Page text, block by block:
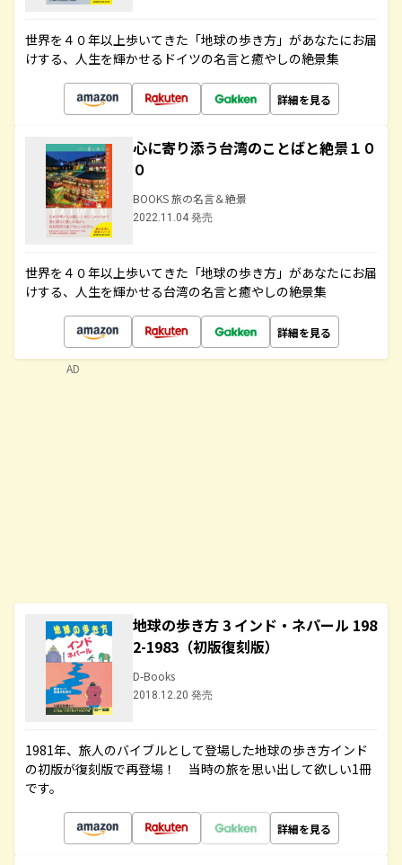
世界を４０年以上歩いてきた「地球の歩き方」があなたにお届
けする、人生を輝かせるドイツの名言と癒やしの絶景集
詳細を見る
心に寄り添う台湾のことばと絶景１０
０
BOOKS 旅の名言＆絶景
2022.11.04 発売
世界を４０年以上歩いてきた「地球の歩き方」があなたにお届
けする、人生を輝かせる台湾の名言と癒やしの絶景集
詳細を見る
地球の歩き方 3 インド・ネパール 198
2-1983（初版復刻版）
D-Books
2018.12.20 発売
1981年、旅人のバイブルとして登場した地球の歩き方インド
の初版が復刻版で再登場！ 当時の旅を思い出して欲しい1冊
です。
詳細を見る
AD